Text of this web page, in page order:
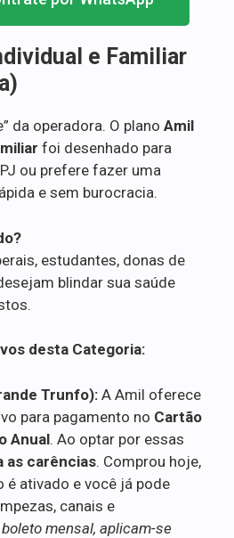
e Familiar
da operadora. O plano Amil
foi desenhado para
ou prefere fazer uma
e sem burocracia.
estudantes, donas de
blindar sua saúde
desta Categoria:
Trunfo): A Amil oferece
para pagamento no Cartão
Anual. Ao optar por essas
as carências. Comprou hoje,
é ativado e você já pode
canais e
mensal, aplicam-se